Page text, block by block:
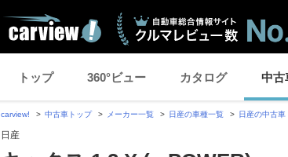
トップ 360°ビュー カタログ 中古
carview! 中古車トップ メーカー一覧 日産の車種一覧 日産の中古車
日産